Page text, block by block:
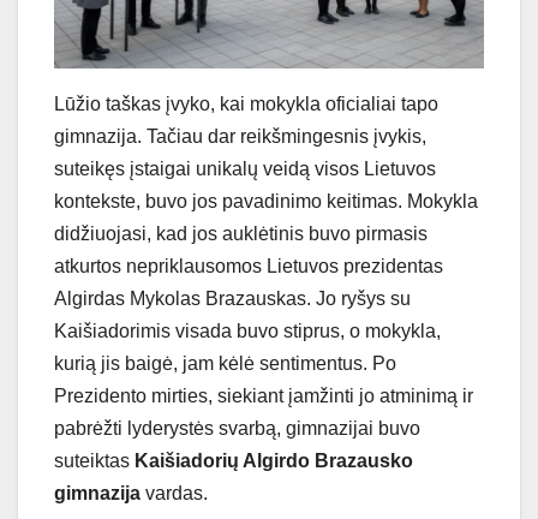
Lūžio taškas įvyko, kai mokykla oficialiai tapo
gimnazija. Tačiau dar reikšmingesnis įvykis,
suteikęs įstaigai unikalų veidą visos Lietuvos
kontekste, buvo jos pavadinimo keitimas. Mokykla
didžiuojasi, kad jos auklėtinis buvo pirmasis
atkurtos nepriklausomos Lietuvos prezidentas
Algirdas Mykolas Brazauskas. Jo ryšys su
Kaišiadorimis visada buvo stiprus, o mokykla,
kurią jis baigė, jam kėlė sentimentus. Po
Prezidento mirties, siekiant įamžinti jo atminimą ir
pabrėžti lyderystės svarbą, gimnazijai buvo
suteiktas Kaišiadorių Algirdo Brazausko
gimnazija vardas.